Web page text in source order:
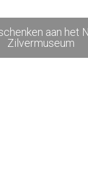
aan het
Zilvermuseum